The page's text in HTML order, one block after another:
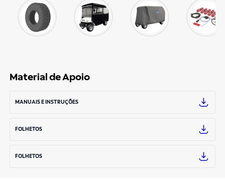
Material de Apoio
MANUAIS E INSTRUÇÕES
FOLHETOS
FOLHETOS